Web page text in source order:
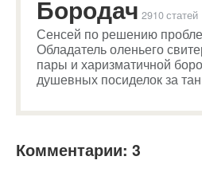
Бородач 2910 статей
Сенсей по решению
Обладатель оленьего
пары и харизматичной
душевных посиделок за
Комментарии: 3